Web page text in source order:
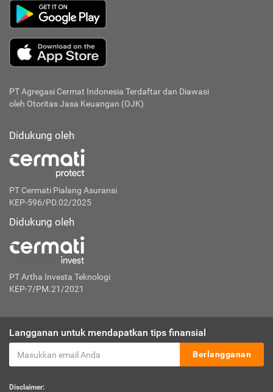
PT Agregasi Cermat Indonesia Terdaftar dan Diawasi
oleh Otoritas Jasa Keuangan (OJK)
Didukung oleh
PT Cermati Pialang Asuransi
KEP-596/PD.02/2025
Didukung oleh
PT Artha Investa Teknologi
KEP-7/PM.21/2021
Langganan untuk mendapatkan tips finansial
Berlangganan
Disclaimer: